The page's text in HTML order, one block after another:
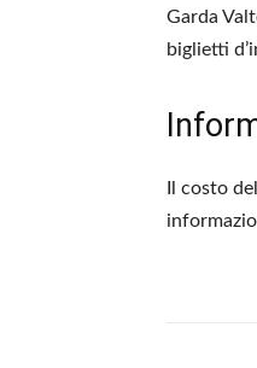
Garda
biglietti
Il costo